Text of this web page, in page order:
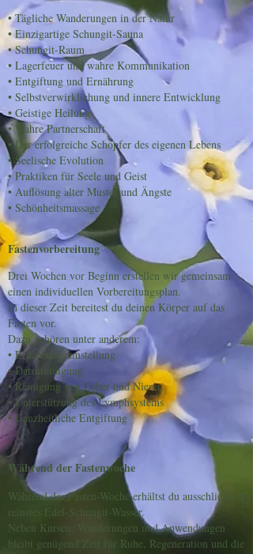
• Tägliche Wanderungen in der Natur
• Einzigartige Schungit-Sauna
• Schungit-Raum
• Lagerfeuer und wahre Kommunikation
• Entgiftung und Ernährung
• Selbstverwirklichung und innere Entwicklung
• Geistige Heilung
• Wahre Partnerschaft
• Der erfolgreiche Schöpfer des eigenen Lebens
• Seelische Evolution
• Praktiken für Seele und Geist
• Auflösung alter Muster und Ängste
• Schönheitsmassage
Fastenvorbereitung
Drei Wochen vor Beginn erstellen wir gemeinsam
einen individuellen Vorbereitungsplan.
In dieser Zeit bereitest du deinen Körper auf das
Fasten vor.
Dazu gehören unter anderem:
• Ernährungsumstellung
• Darmreinigung
• Reinigung von Leber und Nieren
• Unterstützung des Lymphsystems
• Ganzheitliche Entgiftung
Während der Fastenwoche
Während der Fasten-Woche erhältst du ausschließlich
reinstes Edel-Schungit-Wasser.
Neben Kursen, Wanderungen und Anwendungen
bleibt genügend Zeit für Ruhe, Regeneration und die